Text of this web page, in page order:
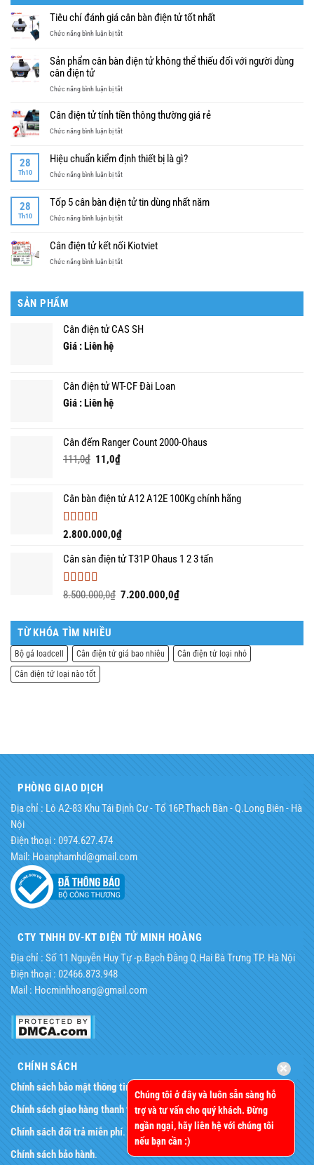
Tiêu chí đánh giá cân bàn điện tử tốt nhất
Chức năng bình luận bị tắtở
chí
đánh
cân
điện
tốt
Sản phẩm cân bàn điện tử không thể thiếu đối với người dùng
cân điện tử
Chức năng bình luận bị tắtở
phẩm
bàn
tử
không
thể
đối
người
cân
Cân điện tử tính tiền thông thường giá rẻ
Chức năng bình luận bị tắtở
điện
tử
tính
thông
giá
28
Th10
Hiệu chuẩn kiểm định thiết bị là gì?
Chức năng bình luận bị tắtở
chuẩn
kiểm
định
bị
gì?
28
Th10
Tốp 5 cân bàn điện tử tin dùng nhất năm
Chức năng bình luận bị tắtở
5
cân
bàn
nhất
năm
Cân điện tử kết nối Kiotviet
Chức năng bình luận bị tắtở
nối
Kiotviet
SẢN PHẨM
Cân điện tử CAS SH
Giá : Liên hệ
Cân điện tử WT-CF Đài Loan
Giá : Liên hệ
Cân đếm Ranger Count 2000-Ohaus
111,0₫ Giá
111,0₫.
11,0₫Giá
là:
Cân bàn điện tử A12 A12E 100Kg chính hãng
Được xếp
sao
2.800.000,0₫
Cân sàn điện tử T31P Ohaus 1 2 3 tấn
Được xếp
8.500.000,0₫ Giá
là:
7.200.000,0₫Giá
tại
7.200.000,0₫.
TỪ KHÓA TÌM NHIỀU
Bộ gá loadcell Cân điện tử giá bao nhiêu Cân điện tử loại nhỏ
Cân điện tử loại nào tốt
PHÒNG GIAO DỊCH
Địa chỉ : Lô A2-83 Khu Tái Định Cư - Tổ 16P.Thạch Bàn - Q.Long Biên - Hà
Nội
Điện thoại : 0974.627.474
Mail: Hoanphamhd@gmail.com
CTY TNHH DV-KT ĐIỆN TỬ MINH HOÀNG
Địa chỉ : Số 11 Nguyễn Huy Tự -p.Bạch Đằng Q.Hai Bà Trưng TP. Hà Nội
Điện thoại : 02466.873.948
Mail : Hocminhhoang@gmail.com
CHÍNH SÁCH
Chính sách bảo mật thông tin
Chính sách giao hàng thanh toán.
Chính sách đổi trả miễn phí.
Chính sách bảo hành.
Chúng tôi ở đây và luôn sẵn sàng hỗ
trợ và tư vấn cho quý khách. Đừng
ngần ngại, hãy liên hệ với chúng tôi
nếu bạn cần :)